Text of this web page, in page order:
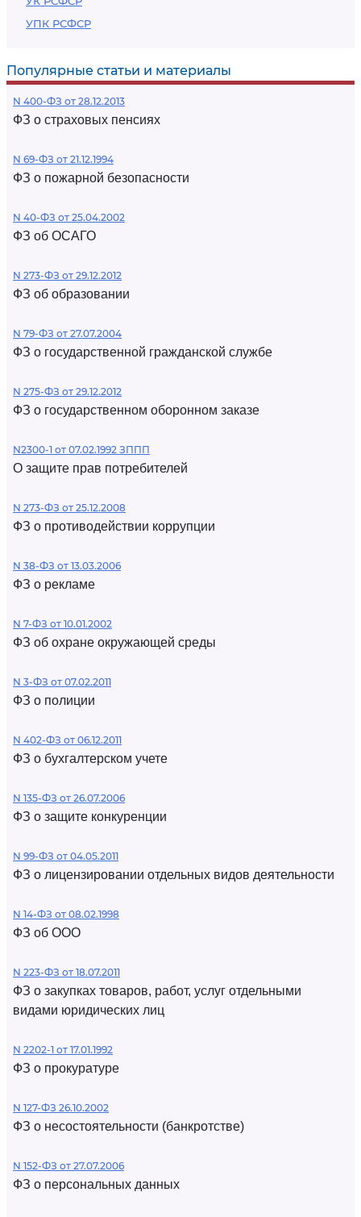
УПК РСФСР
Популярные статьи и материалы
N 400-ФЗ от 28.12.2013
ФЗ о страховых пенсиях
N 69-ФЗ от 21.12.1994
ФЗ о пожарной безопасности
N 40-ФЗ от 25.04.2002
ФЗ об ОСАГО
N 273-ФЗ от 29.12.2012
ФЗ об образовании
N 79-ФЗ от 27.07.2004
ФЗ о государственной гражданской службе
N 275-ФЗ от 29.12.2012
ФЗ о государственном оборонном заказе
N2300-1 от 07.02.1992 ЗППП
О защите прав потребителей
N 273-ФЗ от 25.12.2008
ФЗ о противодействии коррупции
N 38-ФЗ от 13.03.2006
ФЗ о рекламе
N 7-ФЗ от 10.01.2002
ФЗ об охране окружающей среды
N 3-ФЗ от 07.02.2011
ФЗ о полиции
N 402-ФЗ от 06.12.2011
ФЗ о бухгалтерском учете
N 135-ФЗ от 26.07.2006
ФЗ о защите конкуренции
N 99-ФЗ от 04.05.2011
ФЗ о лицензировании отдельных видов деятельности
N 14-ФЗ от 08.02.1998
ФЗ об ООО
N 223-ФЗ от 18.07.2011
ФЗ о закупках товаров, работ, услуг отдельными
видами юридических лиц
N 2202-1 от 17.01.1992
ФЗ о прокуратуре
N 127-ФЗ 26.10.2002
ФЗ о несостоятельности (банкротстве)
N 152-ФЗ от 27.07.2006
ФЗ о персональных данных